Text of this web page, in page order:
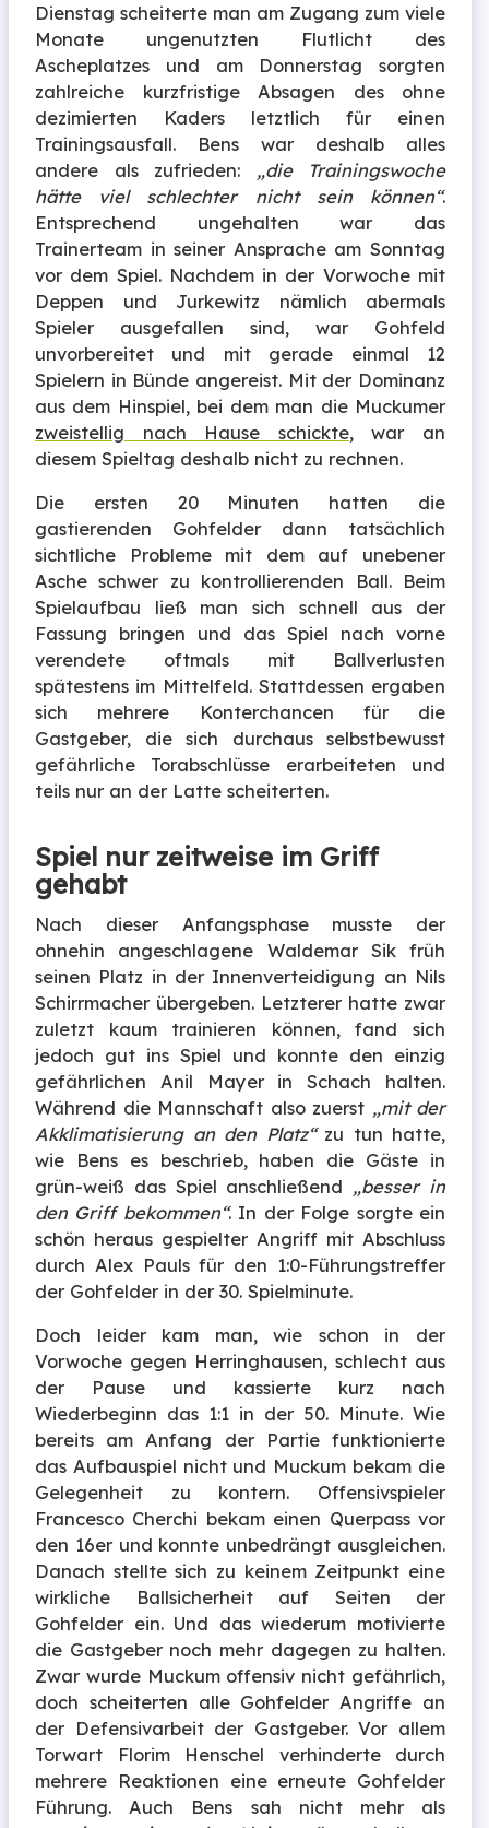
Dienstag scheiterte man am Zugang zum viele
Monate ungenutzten Flutlicht des
Ascheplatzes und am Donnerstag sorgten
zahlreiche kurzfristige Absagen des ohne
dezimierten Kaders letztlich für einen
Trainingsausfall. Bens war deshalb alles
andere als zufrieden: „die Trainingswoche
hätte viel schlechter nicht sein können“.
Entsprechend ungehalten war das
Trainerteam in seiner Ansprache am Sonntag
vor dem Spiel. Nachdem in der Vorwoche mit
Deppen und Jurkewitz nämlich abermals
Spieler ausgefallen sind, war Gohfeld
unvorbereitet und mit gerade einmal 12
Spielern in Bünde angereist. Mit der Dominanz
aus dem Hinspiel, bei dem man die Muckumer
zweistellig nach Hause schickte, war an
diesem Spieltag deshalb nicht zu rechnen.
Die ersten 20 Minuten hatten die
gastierenden Gohfelder dann tatsächlich
sichtliche Probleme mit dem auf unebener
Asche schwer zu kontrollierenden Ball. Beim
Spielaufbau ließ man sich schnell aus der
Fassung bringen und das Spiel nach vorne
verendete oftmals mit Ballverlusten
spätestens im Mittelfeld. Stattdessen ergaben
sich mehrere Konterchancen für die
Gastgeber, die sich durchaus selbstbewusst
gefährliche Torabschlüsse erarbeiteten und
teils nur an der Latte scheiterten.
Spiel nur zeitweise im Griff
gehabt
Nach dieser Anfangsphase musste der
ohnehin angeschlagene Waldemar Sik früh
seinen Platz in der Innenverteidigung an Nils
Schirrmacher übergeben. Letzterer hatte zwar
zuletzt kaum trainieren können, fand sich
jedoch gut ins Spiel und konnte den einzig
gefährlichen Anil Mayer in Schach halten.
Während die Mannschaft also zuerst „mit der
Akklimatisierung an den Platz“zu tun hatte,
wie Bens es beschrieb, haben die Gäste in
grün-weiß das Spiel anschließend „besser in
den Griff bekommen“. In der Folge sorgte ein
schön heraus gespielter Angriff mit Abschluss
durch Alex Pauls für den 1:0-Führungstreffer
der Gohfelder in der 30. Spielminute.
Doch leider kam man, wie schon in der
Vorwoche gegen Herringhausen, schlecht aus
der Pause und kassierte kurz nach
Wiederbeginn das 1:1 in der 50. Minute. Wie
bereits am Anfang der Partie funktionierte
das Aufbauspiel nicht und Muckum bekam die
Gelegenheit zu kontern. Offensivspieler
Francesco Cherchi bekam einen Querpass vor
den 16er und konnte unbedrängt ausgleichen.
Danach stellte sich zu keinem Zeitpunkt eine
wirkliche Ballsicherheit auf Seiten der
Gohfelder ein. Und das wiederum motivierte
die Gastgeber noch mehr dagegen zu halten.
Zwar wurde Muckum offensiv nicht gefährlich,
doch scheiterten alle Gohfelder Angriffe an
der Defensivarbeit der Gastgeber. Vor allem
Torwart Florim Henschel verhinderte durch
mehrere Reaktionen eine erneute Gohfelder
Führung. Auch Bens sah nicht mehr als